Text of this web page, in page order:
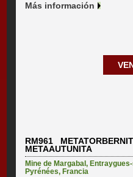
Más información
RM961
METAAUTUNITA
Mine de Margabal,
Pyrénées, Francia